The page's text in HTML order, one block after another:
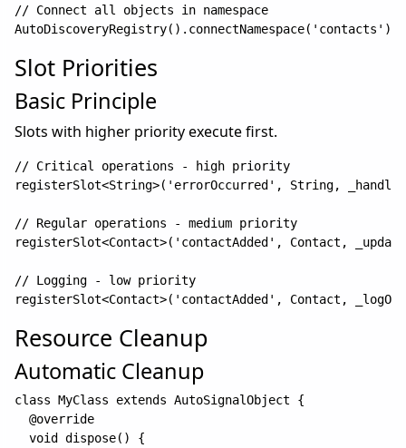
// Connect all objects in namespace
Slot Priorities
Basic Principle
Slots with higher priority execute first.
// Critical operations - high priority
registerSlot<String>('errorOccurred', String,
// Regular operations - medium priority
registerSlot<Contact>('contactAdded', Contact,
// Logging - low priority
Resource Cleanup
Automatic Cleanup
class MyClass extends AutoSignalObject {
  @override
  void dispose() {